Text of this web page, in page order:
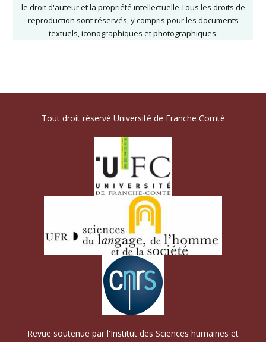
le droit d'auteur et la propriété intellectuelle.Tous les droits de
reproduction sont réservés, y compris pour les documents
textuels, iconographiques et photographiques.
Tout droit réservé Université de Franche Comté
Revue soutenue par l'Institut des Sciences humaines et